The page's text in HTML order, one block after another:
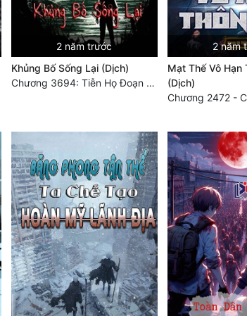
2 năm trước
Khủng Bố Sống Lại (Dịch)
Chương 3694: Tiễn Họ Đoạn Đường Cuối - Hoàn
2 năm
Mạt Thế Vô Hạn
(Dịch)